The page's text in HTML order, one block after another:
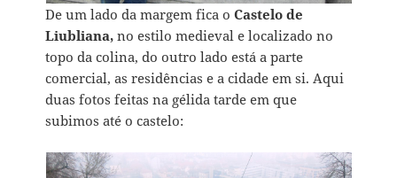
De um lado da margem fica o Castelo de
Liubliana, no estilo medieval e localizado no
topo da colina, do outro lado está a parte
comercial, as residências e a cidade em si. Aqui
duas fotos feitas na gélida tarde em que
subimos até o castelo: